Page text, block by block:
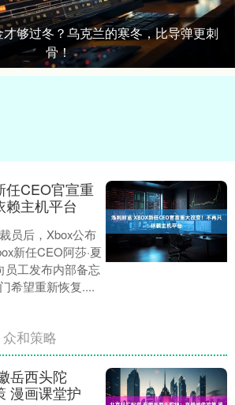
够过冬？乌克兰的寒冬，比导弹更刺
骨！
任CEO官宣重
赖主机平台
员后，Xbox公布
新任CEO阿莎·夏
员工发布内部备忘
希望重新恢复....
众和策略
岳西头陀
漫画课堂护